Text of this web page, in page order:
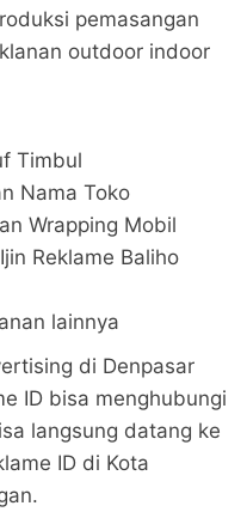
pemasangan
outdoor indoor
Timbul
Nama Toko
Wrapping Mobil
Reklame Baliho
lainnya
di Denpasar
ID bisa menghubungi
langsung datang ke
ID di Kota